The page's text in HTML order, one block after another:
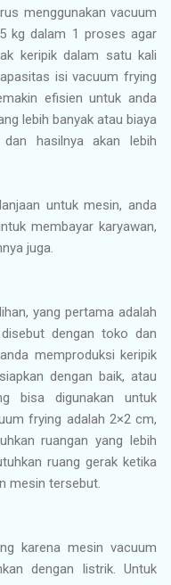
menggunakan vacuum
kg dalam 1 proses agar
keripik dalam satu kali
isi vacuum frying
efisien untuk anda
lebih banyak atau biaya
hasilnya akan lebih
untuk mesin, anda
membayar karyawan,
juga.
yang pertama adalah
dengan toko dan
memproduksi keripik
dengan baik, atau
bisa digunakan untuk
frying adalah 2×2 cm,
ruangan yang lebih
ruang gerak ketika
mesin tersebut.
karena mesin vacuum
dengan listrik. Untuk